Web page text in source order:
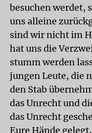
besuchen werdet,
uns alleine
sind wir nicht im
hat uns die
stumm werden
jungen Leute, die
den Stab
das Unrecht und
das Unrecht
Eure Hände